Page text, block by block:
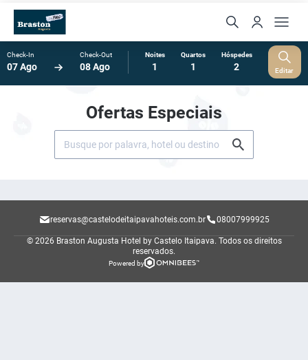
Check-In
07 Ago
Check-Out
08 Ago
Noites
1
Quartos
1
Hóspedes
2 Editar
Ofertas Especiais
reservas@castelodeitaipavahoteis.com.br 08007999925
© 2026 Braston Augusta Hotel by Castelo Itaipava. Todos os direitos
reservados.
Powered by